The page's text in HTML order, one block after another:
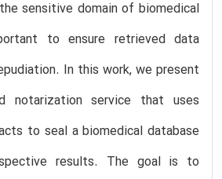
sensitive domain of biomedical
to ensure retrieved data
In this work, we present
notarization service that uses
to seal a biomedical database
results. The goal is to